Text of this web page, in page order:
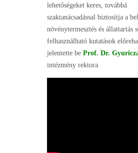
lehetőségeket keres, továbbá
szaktanácsadással biztosítja a
növénytermesztés és állattartás
felhasználható kutatások
jelentette be Prof. Dr.
intézmény rektora.